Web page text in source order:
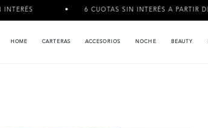
6 CUOTAS SIN INTERÉS A PARTIR DE $120.000
HOME CARTERAS ACCESORIOS NOCHE BEAUTY